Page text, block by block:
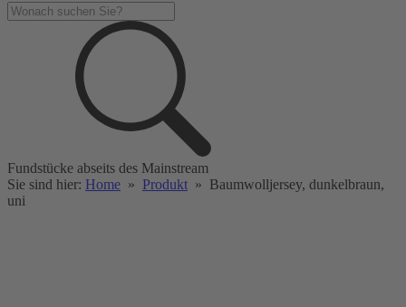
Fundstücke abseits des Mainstream
Sie sind hier: Home » Produkt » Baumwolljersey, dunkelbraun,
uni